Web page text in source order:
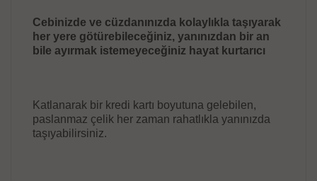
Cebinizde ve cüzdanınızda kolaylıkla taşıyarak
her yere götürebileceğiniz, yanınızdan bir an
bile ayırmak istemeyeceğiniz hayat kurtarıcı
Katlanarak bir kredi kartı boyutuna gelebilen,
paslanmaz çelik her zaman rahatlıkla yanınızda
taşıyabilirsiniz.